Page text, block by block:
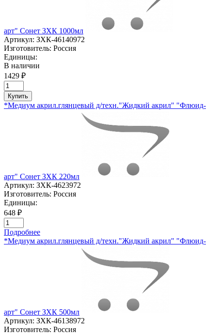
арт" Сонет ЗХК 1000мл
Артикул: ЗХК-46140972
Изготовитель: Россия
Единицы:
В наличии
1429 ₽
Купить
*Медиум акрил.глянцевый д/техн."Жидкий акрил" "Флюид-
арт" Сонет ЗХК 220мл
Артикул: ЗХК-4623972
Изготовитель: Россия
Единицы:
648 ₽
Подробнее
*Медиум акрил.глянцевый д/техн."Жидкий акрил" "Флюид-
арт" Сонет ЗХК 500мл
Артикул: ЗХК-46138972
Изготовитель: Россия